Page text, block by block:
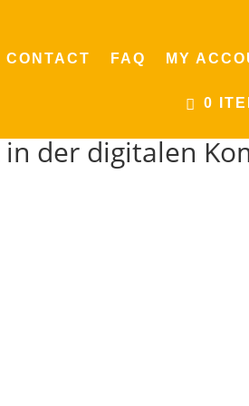
CONTACT FAQ MY
0
in der digitalen